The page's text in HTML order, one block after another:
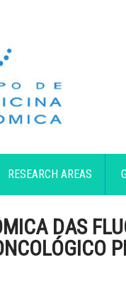
RESEARCH AREAS
DAS